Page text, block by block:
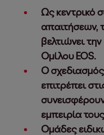
Ως κεντρικό
απαιτήσεων,
βελτιώνει
Ομίλου EOS.
Ο
επιτρέπει
εμπειρία
Ομάδες